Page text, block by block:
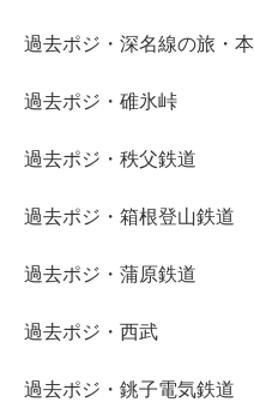
過去ポジ・深名線の旅・
過去ポジ・碓氷峠
過去ポジ・秩父鉄道
過去ポジ・箱根登山鉄道
過去ポジ・蒲原鉄道
過去ポジ・西武
過去ポジ・銚子電気鉄道